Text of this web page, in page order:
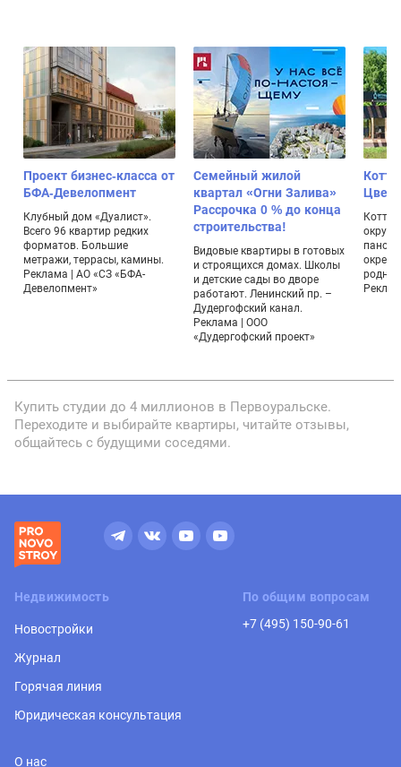
Проект бизнес-класса от
БФА-Девелопмент
Клубный дом «Дуалист».
Всего 96 квартир редких
форматов. Большие
метражи, террасы, камины.
Реклама | АО «СЗ «БФА-
Девелопмент»
Семейный жилой
квартал «Огни Залива»
Рассрочка 0 % до конца
строительства!
Видовые квартиры в готовых
и строящихся домах. Школы
и детские сады во дворе
работают. Ленинский пр. –
Дудергофский канал.
Реклама | ООО
«Дудергофский проект»
Купить студии до 4 миллионов в Первоуральске.
Переходите и выбирайте квартиры, читайте отзывы,
общайтесь с будущими соседями.
Недвижимость
Новостройки
Журнал
Горячая линия
Юридическая консультация
По общим вопросам
+7 (495) 150-90-61
О нас